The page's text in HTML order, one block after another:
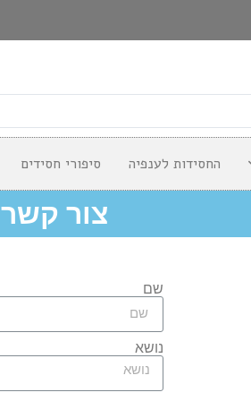
החסידות לענפיה סיפורי חסידים
צור קשר
שם
נושא